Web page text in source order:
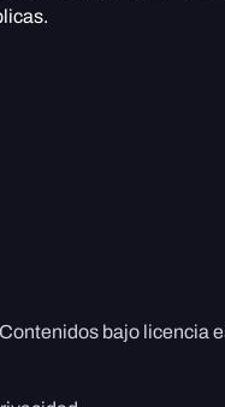
bajo licencia